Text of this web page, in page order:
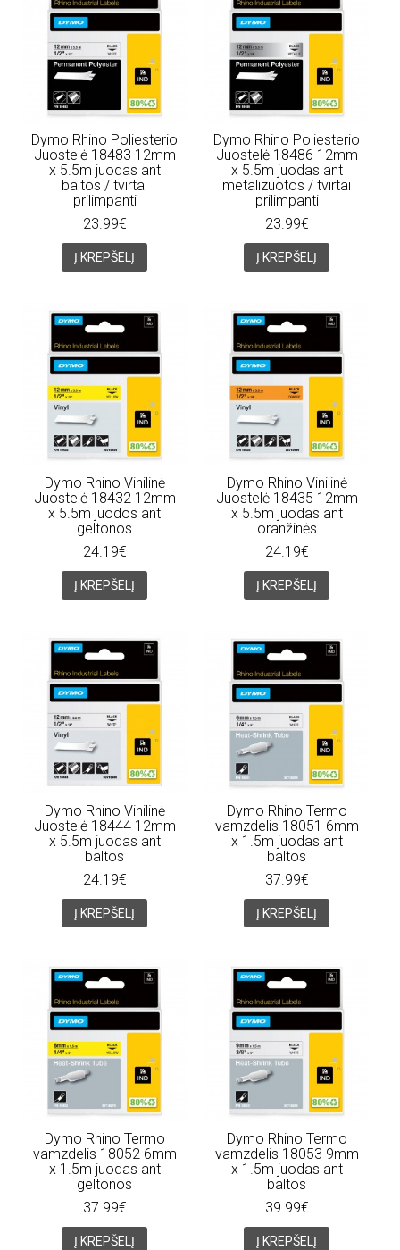
Dymo Rhino Poliesterio
Juostelė 18483 12mm
x 5.5m juodas ant
baltos / tvirtai
prilimpanti
23.99€
Į KREPŠELĮ
Dymo Rhino Poliesterio
Juostelė 18486 12mm
x 5.5m juodas ant
metalizuotos / tvirtai
prilimpanti
23.99€
Į KREPŠELĮ
Dymo Rhino Vinilinė
Juostelė 18432 12mm
x 5.5m juodos ant
geltonos
24.19€
Į KREPŠELĮ
Dymo Rhino Vinilinė
Juostelė 18435 12mm
x 5.5m juodas ant
oranžinės
24.19€
Į KREPŠELĮ
Dymo Rhino Vinilinė
Juostelė 18444 12mm
x 5.5m juodas ant
baltos
24.19€
Į KREPŠELĮ
Dymo Rhino Termo
vamzdelis 18051 6mm
x 1.5m juodas ant
baltos
37.99€
Į KREPŠELĮ
Dymo Rhino Termo
vamzdelis 18052 6mm
x 1.5m juodas ant
geltonos
37.99€
Į KREPŠELĮ
Dymo Rhino Termo
vamzdelis 18053 9mm
x 1.5m juodas ant
baltos
39.99€
Į KREPŠELĮ